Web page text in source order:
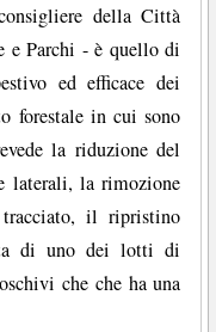
della Città
e Parchi - è quello di
ed efficace dei
forestale in cui sono
la riduzione del
laterali, la rimozione
il ripristino
di uno dei lotti di
che che ha una